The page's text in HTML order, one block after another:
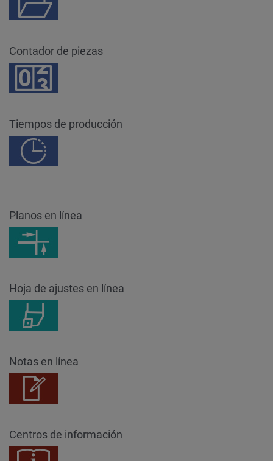
Contador de piezas
Tiempos de producción
Planos en línea
Hoja de ajustes en línea
Notas en línea
Centros de información